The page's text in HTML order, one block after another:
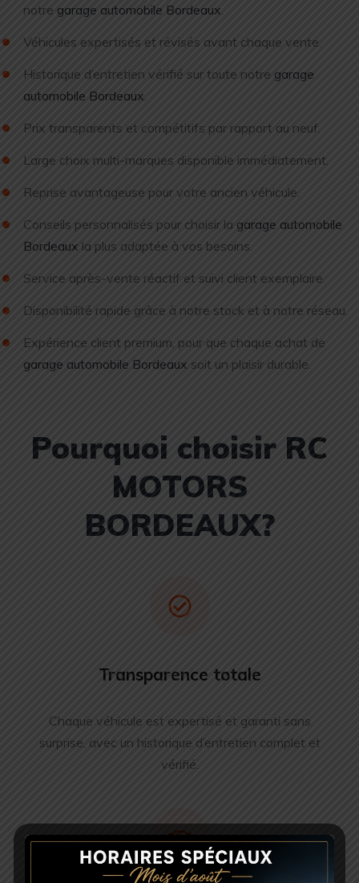
notre garage automobile Bordeaux
Véhicules expertisés et révisés avant chaque vente.
Historique d’entretien vérifié sur toute notre garage
automobile Bordeaux
Prix transparents et compétitifs par rapport au neuf.
Large choix multi-marques disponible immédiatement.
Reprise avantageuse pour votre ancien véhicule.
Conseils personnalisés pour choisir la garage automobile
Bordeaux la plus adaptée à vos besoins.
Service après-vente réactif et suivi client exemplaire.
Disponibilité rapide grâce à notre stock et à notre réseau.
Expérience client premium, pour que chaque achat de
garage automobile Bordeaux soit un plaisir durable.
Pourquoi choisir RC
MOTORS
BORDEAUX?
Transparence totale
Chaque véhicule est expertisé et garanti sans
surprise, avec un historique d’entretien complet et
vérifié.